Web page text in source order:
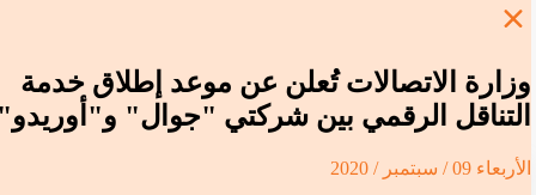
وزارة الاتصالات تُعلن عن موعد إطلاق خدمة
التناقل الرقمي بين شركتي "جوال" و"أوريدو"
الأربعاء 09 / سبتمبر / 2020